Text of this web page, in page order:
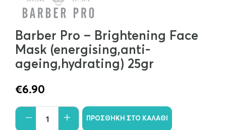
Barber Pro – Brightening Face
Mask (energising,anti-
ageing,hydrating) 25gr
€6.90
ΠΡΟΣΘΉΚΗ ΣΤΟ ΚΑΛΆΘΙ